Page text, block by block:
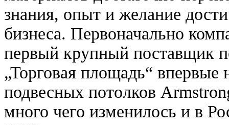
знания, опыт и желание
бизнеса. Первоначально
первый крупный поставщик
„Торговая площадь“ впервые
подвесных потолков
много чего изменилось и в